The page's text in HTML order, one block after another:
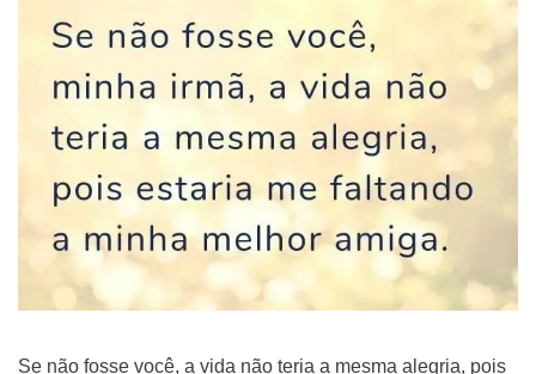
Se não fosse você, a vida não teria a mesma alegria, pois